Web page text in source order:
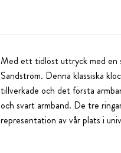
Med ett tidlöst uttryck med en
Sandström. Denna klassiska
tillverkade och det första
och svart armband. De tre
representation av vår plats i